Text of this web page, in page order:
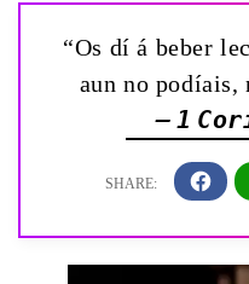
“Os dí á beber
aun no podíais,
— 1